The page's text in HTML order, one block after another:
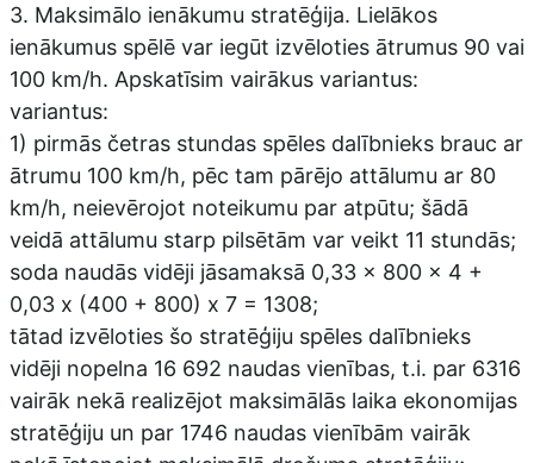
3. Maksimālo ienākumu stratēģija. Lielākos
ienākumus spēlē var iegūt izvēloties ātrumus 90 vai
100 km/h. Apskatīsim vairākus variantus:
variantus:
1) pirmās četras stundas spēles dalībnieks brauc ar
ātrumu 100 km/h, pēc tam pārējo attālumu ar 80
km/h, neievērojot noteikumu par atpūtu; šādā
veidā attālumu starp pilsētām var veikt 11 stundās;
soda naudās vidēji jāsamaksā 0,33 x 800 x 4 +
0,03 x (400 + 800) x 7 = 1308;
tātad izvēloties šo stratēģiju spēles dalībnieks
vidēji nopelna 16 692 naudas vienības, t.i. par 6316
vairāk nekā realizējot maksimālās laika ekonomijas
stratēģiju un par 1746 naudas vienībām vairāk